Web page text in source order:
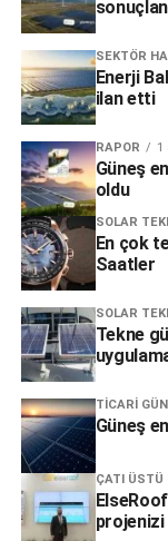
SEKTÖR
Enerji
ilan etti
RAPOR 1
Güneş
oldu
SOLAR
En çok
Saatler
SOLAR
Tekne
TICARI
Güneş
ÇATI ÜSTÜ